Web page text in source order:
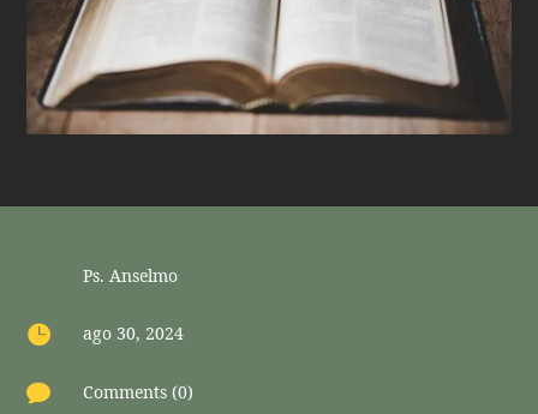
Ps. Anselmo
 ago 30, 2024
 Comments (0)